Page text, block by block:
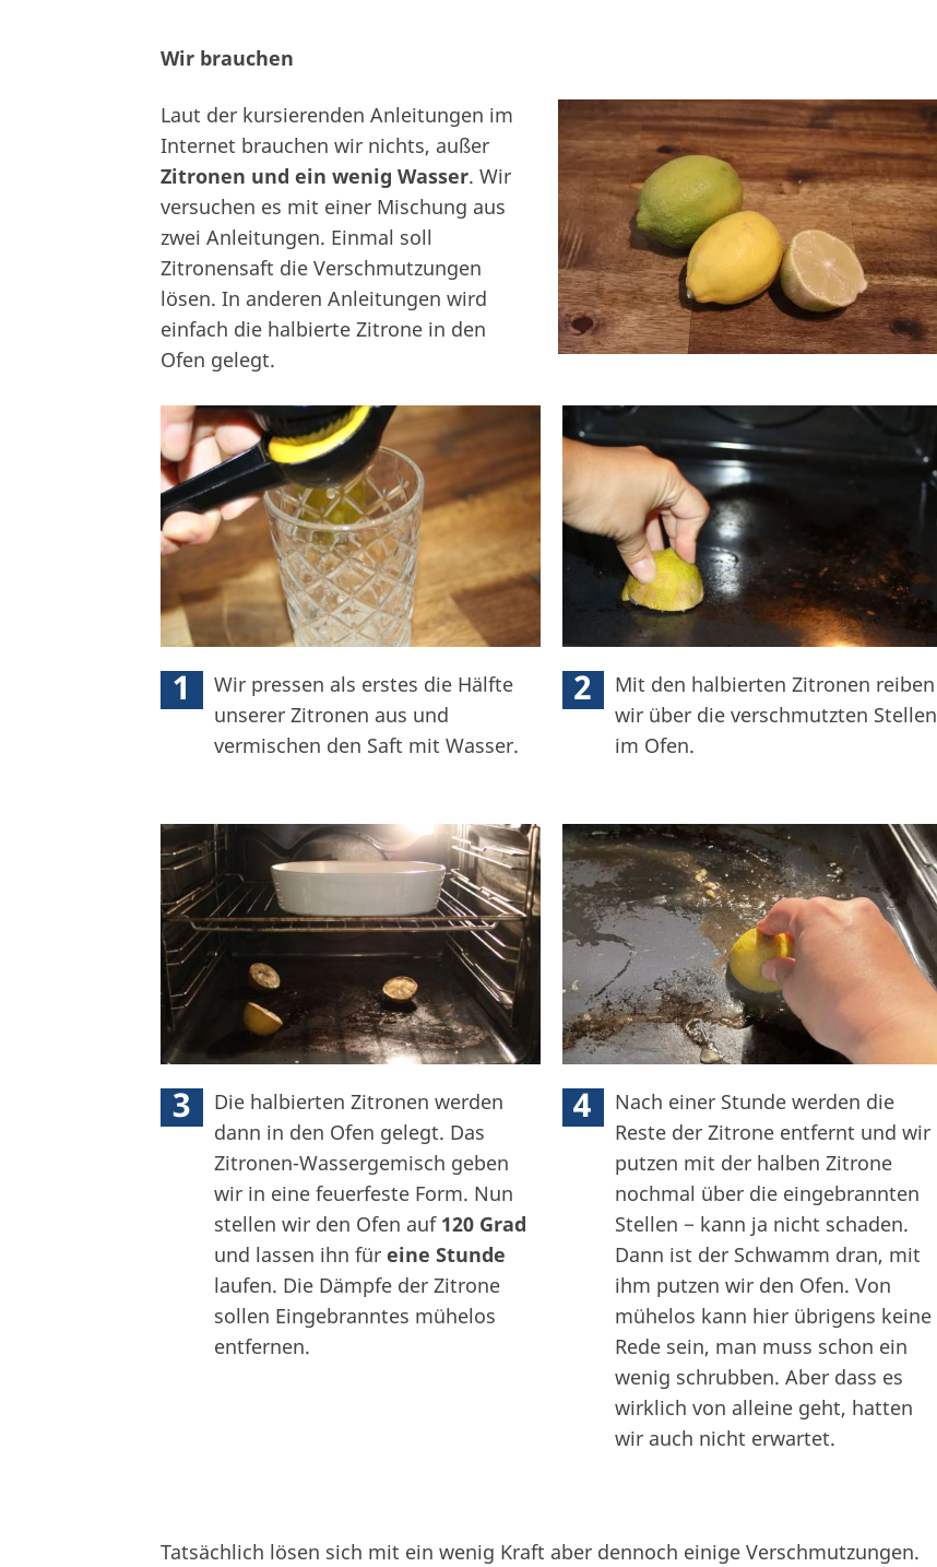
Wir brauchen
Laut der kursierenden Anleitungen im
Internet brauchen wir nichts, außer
Zitronen und ein wenig Wasser. Wir
versuchen es mit einer Mischung aus
zwei Anleitungen. Einmal soll
Zitronensaft die Verschmutzungen
lösen. In anderen Anleitungen wird
einfach die halbierte Zitrone in den
Ofen gelegt.
1
Wir pressen als erstes die Hälfte
unserer Zitronen aus und
vermischen den Saft mit Wasser.
2
Mit den halbierten Zitronen reiben
wir über die verschmutzten Stellen
im Ofen.
3
Die halbierten Zitronen werden
dann in den Ofen gelegt. Das
Zitronen-Wassergemisch geben
wir in eine feuerfeste Form. Nun
stellen wir den Ofen auf 120 Grad
und lassen ihn für eine Stunde
laufen. Die Dämpfe der Zitrone
sollen Eingebranntes mühelos
entfernen.
4
Nach einer Stunde werden die
Reste der Zitrone entfernt und wir
putzen mit der halben Zitrone
nochmal über die eingebrannten
Stellen − kann ja nicht schaden.
Dann ist der Schwamm dran, mit
ihm putzen wir den Ofen. Von
mühelos kann hier übrigens keine
Rede sein, man muss schon ein
wenig schrubben. Aber dass es
wirklich von alleine geht, hatten
wir auch nicht erwartet.
Tatsächlich lösen sich mit ein wenig Kraft aber dennoch einige Verschmutzungen.